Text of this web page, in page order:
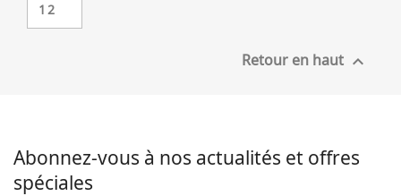
12
Retour en haut 
Abonnez-vous à nos actualités et offres
spéciales